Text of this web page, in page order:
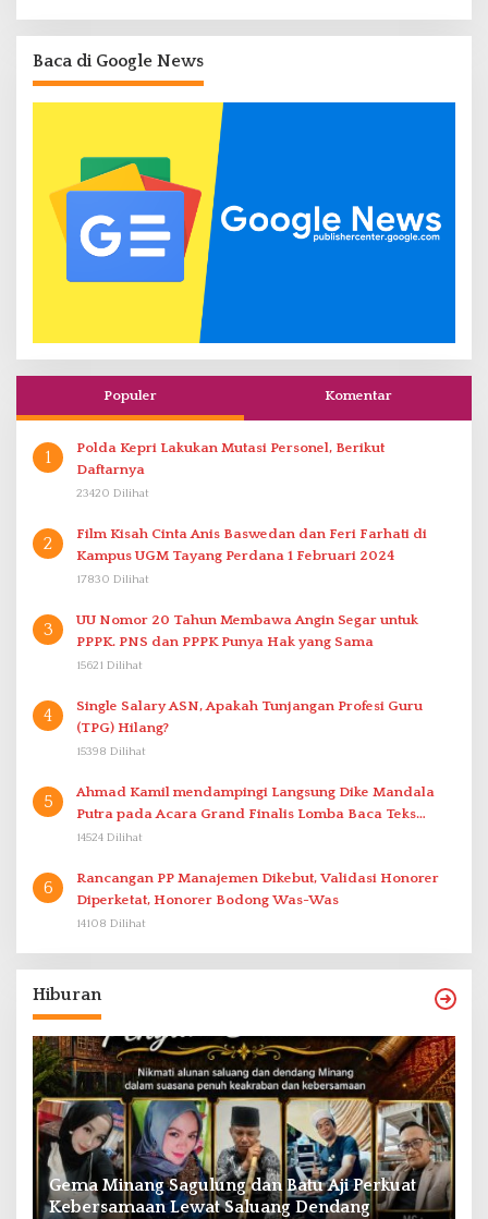
Baca di Google News
Populer Komentar
1
Polda Kepri Lakukan Mutasi Personel, Berikut
Daftarnya
23420 Dilihat
2
Film Kisah Cinta Anis Baswedan dan Feri Farhati di
Kampus UGM Tayang Perdana 1 Februari 2024
17830 Dilihat
3
UU Nomor 20 Tahun Membawa Angin Segar untuk
PPPK. PNS dan PPPK Punya Hak yang Sama
15621 Dilihat
4
Single Salary ASN, Apakah Tunjangan Profesi Guru
(TPG) Hilang?
15398 Dilihat
5
Ahmad Kamil mendampingi Langsung Dike Mandala
Putra pada Acara Grand Finalis Lomba Baca Teks
Proklamasi Mirip Bung Karno di Bali
14524 Dilihat
6
Rancangan PP Manajemen Dikebut, Validasi Honorer
Diperketat, Honorer Bodong Was-Was
14108 Dilihat
Hiburan
Gema Minang Sagulung dan Batu Aji Perkuat
Kebersamaan Lewat Saluang Dendang